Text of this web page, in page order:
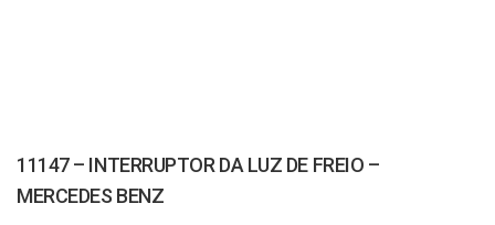
11147 – INTERRUPTOR DA LUZ DE FREIO –
MERCEDES BENZ